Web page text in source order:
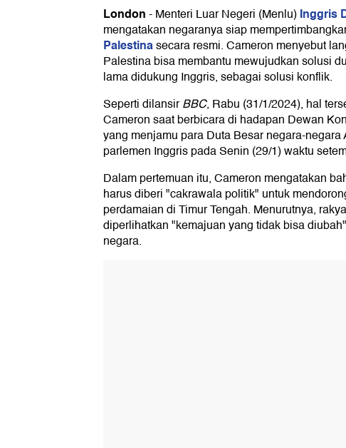
London-Menteri Luar Negeri (Menlu)Inggris
mengatakan negaranya siap
Palestinasecara resmi. Cameron menyebut
Palestina bisa membantu mewujudkan solusi
lama didukung Inggris, sebagai solusi konflik.
Seperti dilansirBBC, Rabu (31/1/2024), hal
Cameron saat berbicara di hadapan Dewan
yang menjamu para Duta Besar negara-
parlemen Inggris pada Senin (29/1) waktu
Dalam pertemuan itu, Cameron mengatakan
harus diberi "cakrawala politik" untuk
perdamaian di Timur Tengah. Menurutnya,
diperlihatkan "kemajuan yang tidak bisa
negara.